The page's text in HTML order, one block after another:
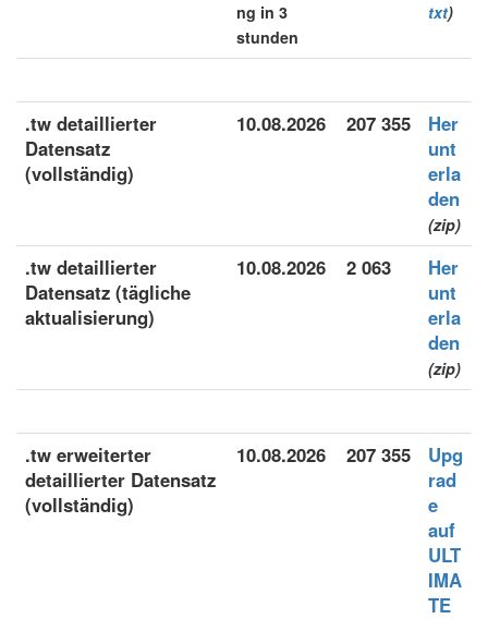
ng in 3
stunden
txt)
.tw detaillierter
Datensatz
(vollständig)
10.08.2026 207 355
Her
unt
erla
den
(zip)
.tw detaillierter
Datensatz (tägliche
aktualisierung)
10.08.2026 2 063
Her
unt
erla
den
(zip)
.tw erweiterter
detaillierter Datensatz
(vollständig)
10.08.2026 207 355
Upg
rad
e
auf
ULT
IMA
TE